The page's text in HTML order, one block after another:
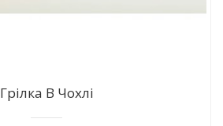
Грілка В Чохлі